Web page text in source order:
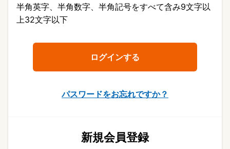
半角英字、半角数字、半角記号をすべて含み9文字以
上32文字以下
パスワードをお忘れですか？
新規会員登録